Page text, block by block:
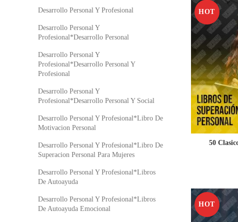
HOT
50
HOT
Desarrollo Personal Y Profesional
Desarrollo Personal Y
Profesional*Desarrollo Personal
Desarrollo Personal Y
Profesional*Desarrollo Personal Y
Profesional
Desarrollo Personal Y
Profesional*Desarrollo Personal Y Social
Desarrollo Personal Y Profesional*Libro De
Motivacion Personal
Desarrollo Personal Y Profesional*Libro De
Superacion Personal Para Mujeres
Desarrollo Personal Y Profesional*Libros
De Autoayuda
Desarrollo Personal Y Profesional*Libros
De Autoayuda Emocional